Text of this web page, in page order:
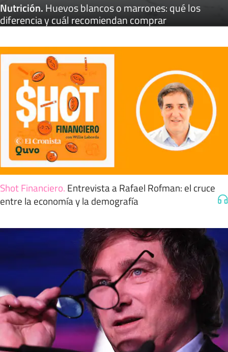
Nutrición.Huevos blancos o marrones: qué los
diferencia y cuál recomiendan comprar
Shot Financiero. Entrevista a Rafael Rofman: el cruce
entre la economía y la demografía